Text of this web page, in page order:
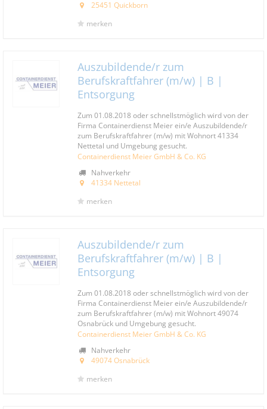
25451 Quickborn
merken
Auszubildende/r zum
Berufskraftfahrer (m/w) | B |
Entsorgung
Zum 01.08.2018 oder schnellstmöglich wird von der
Firma Containerdienst Meier ein/e Auszubildende/r
zum Berufskraftfahrer (m/w) mit Wohnort 41334
Nettetal und Umgebung gesucht.
Containerdienst Meier GmbH & Co. KG
Nahverkehr
41334 Nettetal
merken
Auszubildende/r zum
Berufskraftfahrer (m/w) | B |
Entsorgung
Zum 01.08.2018 oder schnellstmöglich wird von der
Firma Containerdienst Meier ein/e Auszubildende/r
zum Berufskraftfahrer (m/w) mit Wohnort 49074
Osnabrück und Umgebung gesucht.
Containerdienst Meier GmbH & Co. KG
Nahverkehr
49074 Osnabrück
merken